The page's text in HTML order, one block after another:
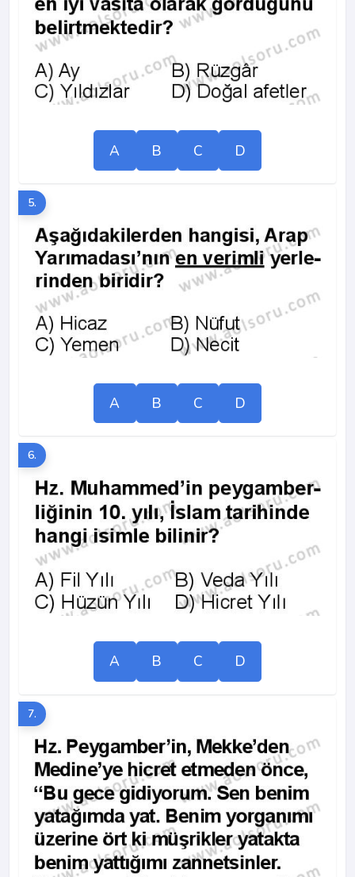
A B C D
5.
A B C D
6.
A B C D
7.